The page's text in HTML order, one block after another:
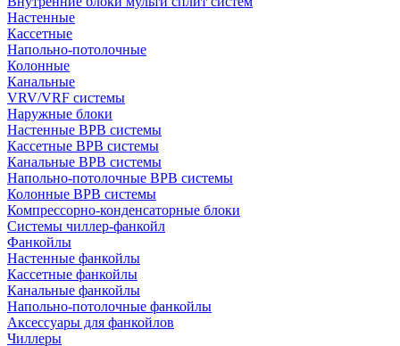
Настенные
Кассетные
Напольно-потолочные
Колонные
Канальные
VRV/VRF системы
Наружные блоки
Настенные ВРВ системы
Кассетные ВРВ системы
Канальные ВРВ системы
Напольно-потолочные ВРВ системы
Колонные ВРВ системы
Компрессорно-конденсаторные блоки
Системы чиллер-фанкойл
Фанкойлы
Настенные фанкойлы
Кассетные фанкойлы
Канальные фанкойлы
Напольно-потолочные фанкойлы
Аксессуары для фанкойлов
Чиллеры